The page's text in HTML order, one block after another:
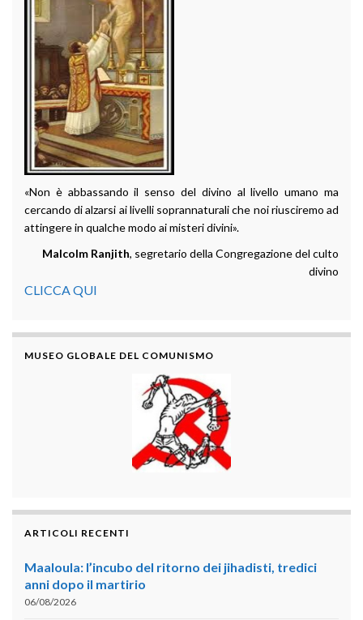
«Non è abbassando il senso del divino al livello umano ma
cercando di alzarsi ai livelli soprannaturali che noi riusciremo ad
attingere in qualche modo ai misteri divini».
Malcolm Ranjith, segretario della Congregazione del culto
divino
CLICCA QUI
MUSEO GLOBALE DEL COMUNISMO
ARTICOLI RECENTI
Maaloula: l’incubo del ritorno dei jihadisti, tredici
anni dopo il martirio
06/08/2026